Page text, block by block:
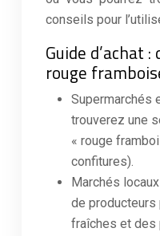
conseils pour
Guide d’achat
rouge
Supermarchés
trouverez une
« rouge
confitures).
Marchés
de
fraîches et des